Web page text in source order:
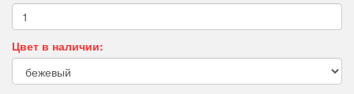
Цвет в наличии: